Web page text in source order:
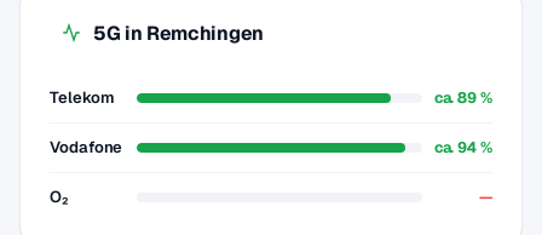
5G in Remchingen
Telekom ca. 89 %
Vodafone ca. 94 %
O₂ —